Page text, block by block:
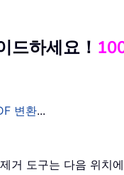
드하세요！
변환...
거 도구는 다음 위치